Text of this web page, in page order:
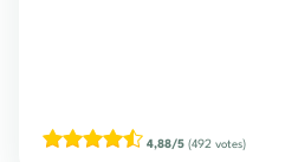
4,88/5 (492 votes)